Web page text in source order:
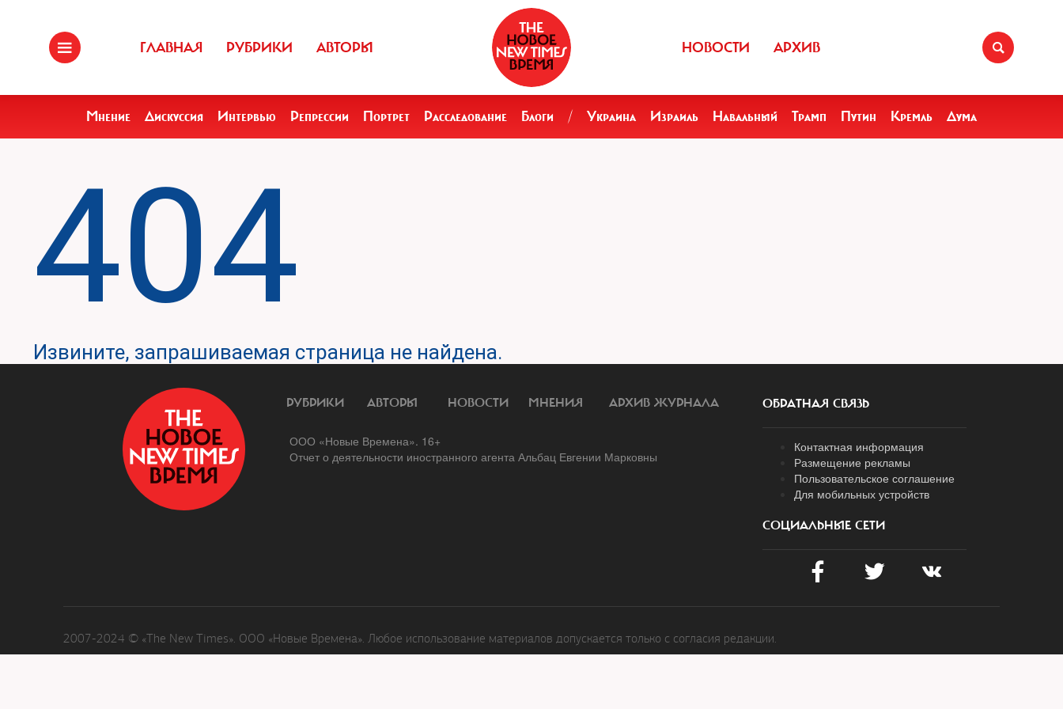
ГЛАВНАЯ РУБРИКИ АВТОРЫ НОВОСТИ АРХИВ
Мнение Дискуссия Интервью Репрессии Портрет Расследование Блоги / Украина Израиль Навальный Трамп Путин Кремль Дума
404
Извините, запрашиваемая страница не найдена.
РУБРИКИ АВТОРЫ НОВОСТИ МНЕНИЯ АРХИВ ЖУРНАЛА
ООО «Новые Времена». 16+
Отчет о деятельности иностранного агента Альбац Евгении Марковны
ОБРАТНАЯ СВЯЗЬ
Контактная информация
Размещение рекламы
Пользовательское соглашение
Для мобильных устройств
СОЦИАЛЬНЫЕ СЕТИ
2007-2024 © «The New Times». ООО «Новые Времена». Любое использование материалов допускается только с согласия редакции.